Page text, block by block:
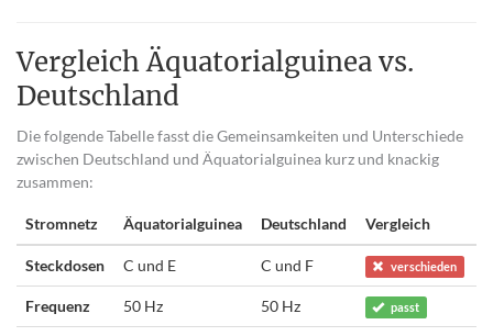
Vergleich Äquatorialguinea vs.
Deutschland
Die folgende Tabelle fasst die Gemeinsamkeiten und Unterschiede
zwischen Deutschland und Äquatorialguinea kurz und knackig
zusammen:
Stromnetz Äquatorialguinea Deutschland Vergleich
Steckdosen C und E C und F verschieden
Frequenz 50 Hz 50 Hz passt